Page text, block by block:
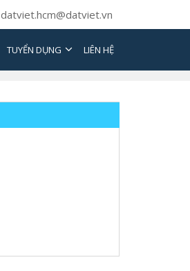
datviet.hcm@datviet.vn
TUYỂN DỤNG LIÊN HỆ